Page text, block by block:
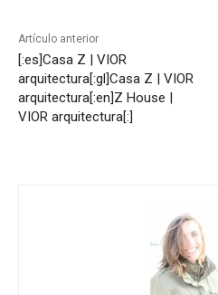
Artículo anterior
[:es]Casa Z | VIOR
arquitectura[:gl]Casa Z | VIOR
arquitectura[:en]Z House |
VIOR arquitectura[:]